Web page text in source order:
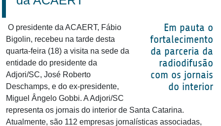
Em pauta o
fortalecimento
da parceria da
radiodifusão
com os jornais
do interior
O presidente da ACAERT, Fábio
Bigolin, recebeu na tarde desta
quarta-feira (18) a visita na sede da
entidade do presidente da
Adjori/SC, José Roberto
Deschamps, e do ex-presidente,
Miguel Ângelo Gobbi. A Adjori/SC
representa os jornais do interior de Santa Catarina.
Atualmente, são 112 empresas jornalísticas associadas,